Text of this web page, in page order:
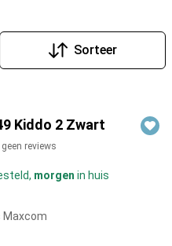
Sorteer
Kiddo 2 Zwart
geen reviews
morgen in huis
Maxcom